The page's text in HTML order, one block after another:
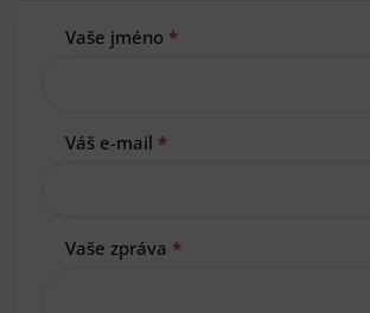
Vaše jméno *
Váš e-mail *
Vaše zpráva *